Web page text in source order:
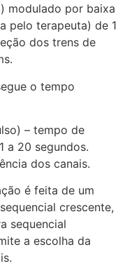
modulado por baixa
pelo terapeuta) de 1
dos trens de
o tempo
– tempo de
a 20 segundos.
dos canais.
é feita de um
crescente,
sequencial
a escolha da